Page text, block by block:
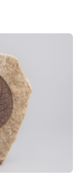
präzise in
Dr. Ralf Erdmann
bislang
des
Bäckerhefe
der für die
ist. Die
der